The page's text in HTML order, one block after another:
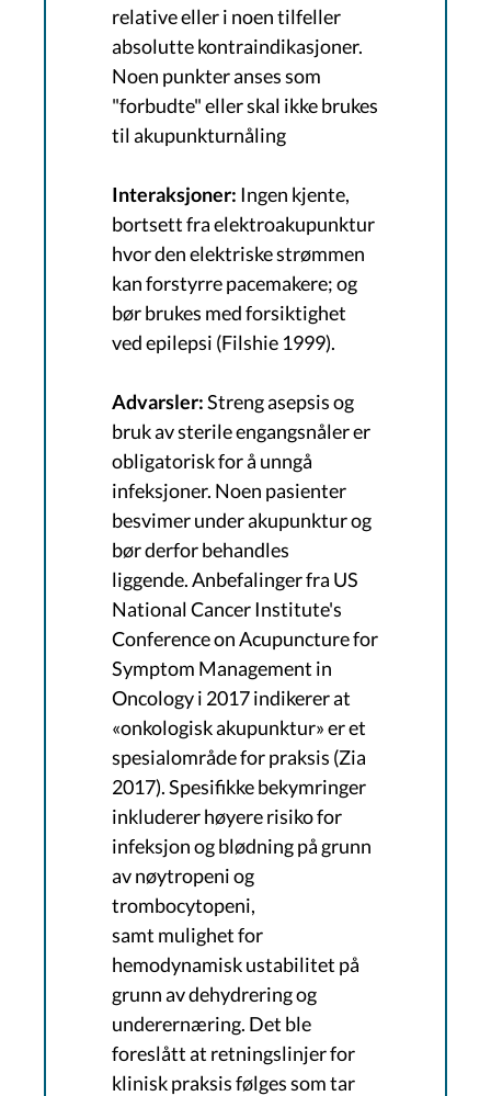
relative eller i noen tilfeller
absolutte kontraindikasjoner.
Noen punkter anses som
"forbudte" eller skal ikke brukes
til akupunkturnåling
Interaksjoner: Ingen kjente,
bortsett fra elektroakupunktur
hvor den elektriske strømmen
kan forstyrre pacemakere; og
bør brukes med forsiktighet
ved epilepsi (Filshie 1999).
Advarsler:Streng asepsis og
bruk av sterile engangsnåler er
obligatorisk for å unngå
infeksjoner. Noen pasienter
besvimer under akupunktur og
bør derfor behandles
liggende. Anbefalinger fra US
National Cancer Institute's
Conference on Acupuncture for
Symptom Management in
Oncology i 2017 indikerer at
«onkologisk akupunktur» er et
spesialområde for praksis (Zia
2017). Spesifikke bekymringer
inkluderer høyere risiko for
infeksjon og blødning på grunn
av nøytropeni og
trombocytopeni,
samt mulighet for
hemodynamisk ustabilitet på
grunn av dehydrering og
underernæring. Det ble
foreslått at retningslinjer for
klinisk praksis følges som tar